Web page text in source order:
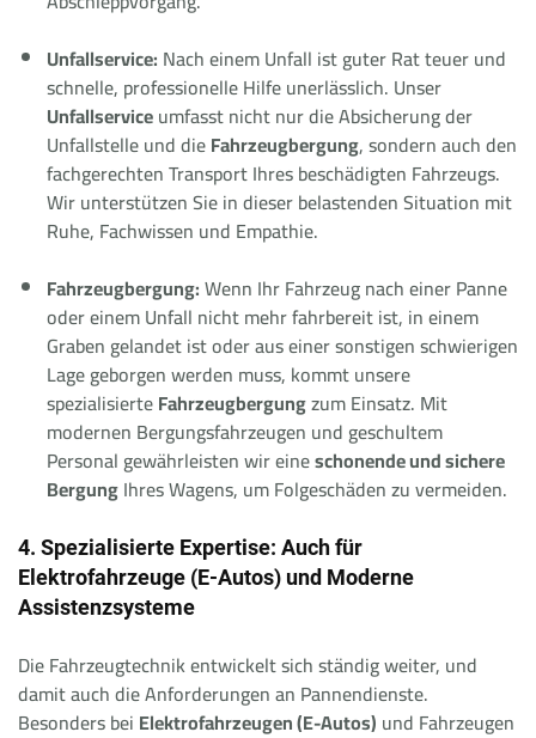
Unfallservice: Nach einem Unfall ist guter Rat teuer und
schnelle, professionelle Hilfe unerlässlich. Unser
Unfallserviceumfasst nicht nur die Absicherung der
Unfallstelle und dieFahrzeugbergung, sondern auch den
fachgerechten Transport Ihres beschädigten Fahrzeugs.
Wir unterstützen Sie in dieser belastenden Situation mit
Ruhe, Fachwissen und Empathie.
Fahrzeugbergung:Wenn Ihr Fahrzeug nach einer Panne
oder einem Unfall nicht mehr fahrbereit ist, in einem
Graben gelandet ist oder aus einer sonstigen schwierigen
Lage geborgen werden muss, kommt unsere
spezialisierteFahrzeugbergungzum Einsatz. Mit
modernen Bergungsfahrzeugen und geschultem
Personal gewährleisten wir eineschonende und sichere
BergungIhres Wagens, um Folgeschäden zu vermeiden.
4. Spezialisierte Expertise: Auch für
Elektrofahrzeuge (E-Autos) und Moderne
Assistenzsysteme
Die Fahrzeugtechnik entwickelt sich ständig weiter, und
damit auch die Anforderungen an Pannendienste.
Besonders bei Elektrofahrzeugen (E-Autos) und Fahrzeugen